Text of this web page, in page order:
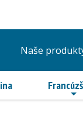
Naše